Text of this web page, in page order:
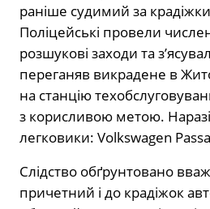
раніше судимий за крадіжки
Поліцейські провели
розшукові заходи та
переганяв викрадене в
на станцію
з корисливою метою.
легковики: Volkswagen
Слідство обґрунтовано
причетний і до крадіжок